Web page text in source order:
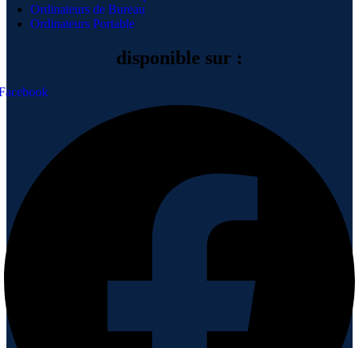
Ordinateurs de Bureau
Ordinateurs Portable
disponible sur :